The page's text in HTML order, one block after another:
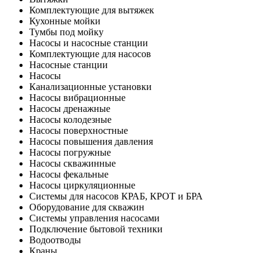
Комплектующие для вытяжек
Кухонные мойки
Тумбы под мойку
Насосы и насосные станции
Комплектующие для насосов
Насосные станции
Насосы
Канализационные установки
Насосы вибрационные
Насосы дренажные
Насосы колодезные
Насосы поверхностные
Насосы повышения давления
Насосы погружные
Насосы скважинные
Насосы фекальные
Насосы циркуляционные
Системы для насосов КРАБ, КРОТ и БРА
Оборудование для скважин
Системы управления насосами
Подключение бытовой техники
Водоотводы
Краны